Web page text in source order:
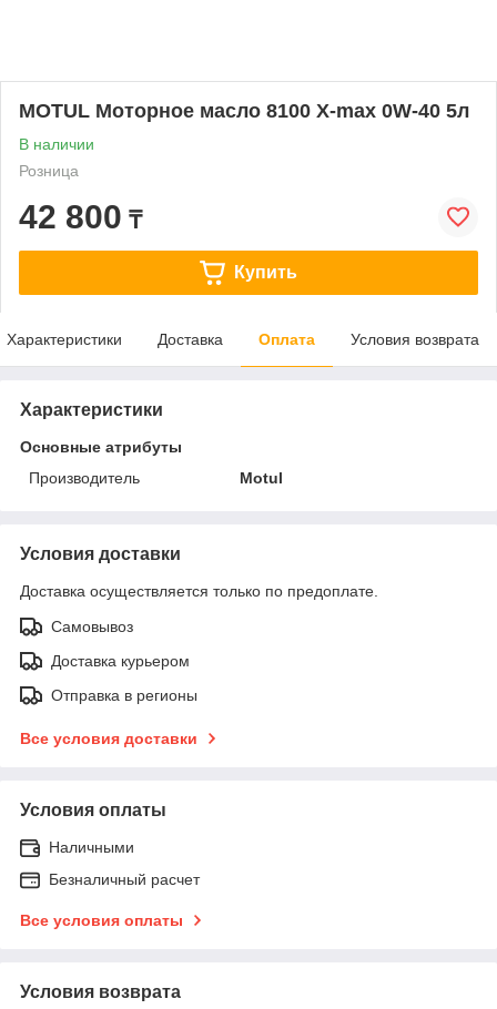
MOTUL Моторное масло 8100 X-max 0W-40 5л
В наличии
Розница
42 800 ₸
Купить
Характеристики Доставка Оплата Условия возврата
Характеристики
Основные атрибуты
Производитель
Motul
Условия доставки
Доставка осуществляется только по предоплате.
Самовывоз
Доставка курьером
Отправка в регионы
Все условия доставки
Условия оплаты
Наличными
Безналичный расчет
Все условия оплаты
Условия возврата